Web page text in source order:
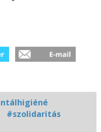
#szolidaritás